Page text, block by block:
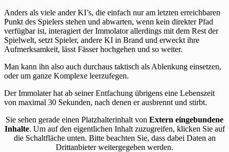
Anders als viele ander KI’s, die einfach nur am letzten erreichbaren
Punkt des Spielers stehen und abwarten, wenn kein direkter Pfad
verfügbar ist, interagiert der Immolator allerdings mit dem Rest der
Spielwelt, setzt Spieler, andere KI in Brand und erweckt ihre
Aufmerksamkeit, lässt Fässer hochgehen und so weiter.
Man kann ihn also auch durchaus taktisch als Ablenkung einsetzen,
oder um ganze Komplexe leerzufegen.
Der Immolater hat ab seiner Entfachung übrigens eine Lebenszeit
von maximal 30 Sekunden, nach denen er ausbrennt und stirbt.
Sie sehen gerade einen Platzhalterinhalt von Extern eingebundene
Inhalte. Um auf den eigentlichen Inhalt zuzugreifen, klicken Sie auf
die Schaltfläche unten. Bitte beachten Sie, dass dabei Daten an
Drittanbieter weitergegeben werden.